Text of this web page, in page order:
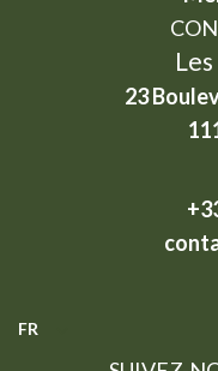
23
FR